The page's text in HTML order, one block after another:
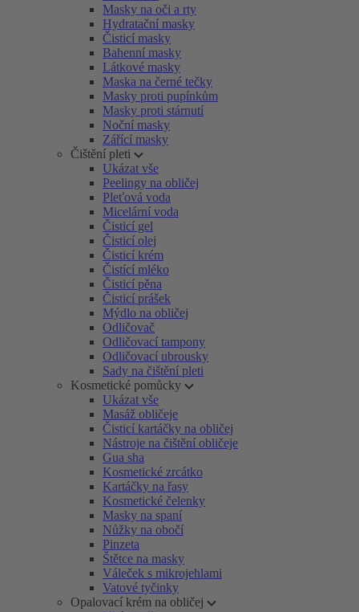
Masky na oči a rty
Hydratační masky
Čisticí masky
Bahenní masky
Látkové masky
Maska na černé tečky
Masky proti pupínkům
Masky proti stárnutí
Noční masky
Zářící masky
Čištění pleti
Ukázat vše
Peelingy na obličej
Pleťová voda
Micelární voda
Čisticí gel
Čisticí olej
Čisticí krém
Čistící mléko
Čisticí pěna
Čisticí prášek
Mýdlo na obličej
Odličovač
Odličovací tampony
Odličovací ubrousky
Sady na čištění pleti
Kosmetické pomůcky
Ukázat vše
Masáž obličeje
Čisticí kartáčky na obličej
Nástroje na čištění obličeje
Gua sha
Kosmetické zrcátko
Kartáčky na řasy
Kosmetické čelenky
Masky na spaní
Nůžky na obočí
Pinzeta
Štětce na masky
Váleček s mikrojehlami
Vatové tyčinky
Opalovací krém na obličej